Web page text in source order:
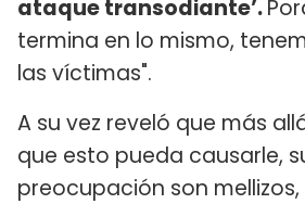
ataque transodiante’.
termina en lo mismo,
las víctimas".
A su vez reveló que más
que esto pueda causarle,
preocupación son mellizos,